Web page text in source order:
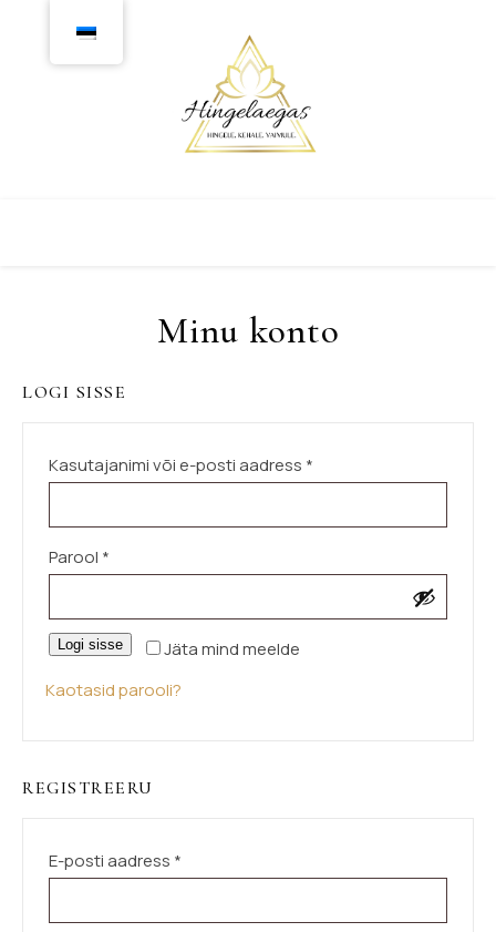
Minu konto
LOGI SISSE
Kasutajanimi või e-posti aadress *
Parool *
Jäta mind meelde
Logi sisse
Kaotasid parooli?
REGISTREERU
E-posti aadress *